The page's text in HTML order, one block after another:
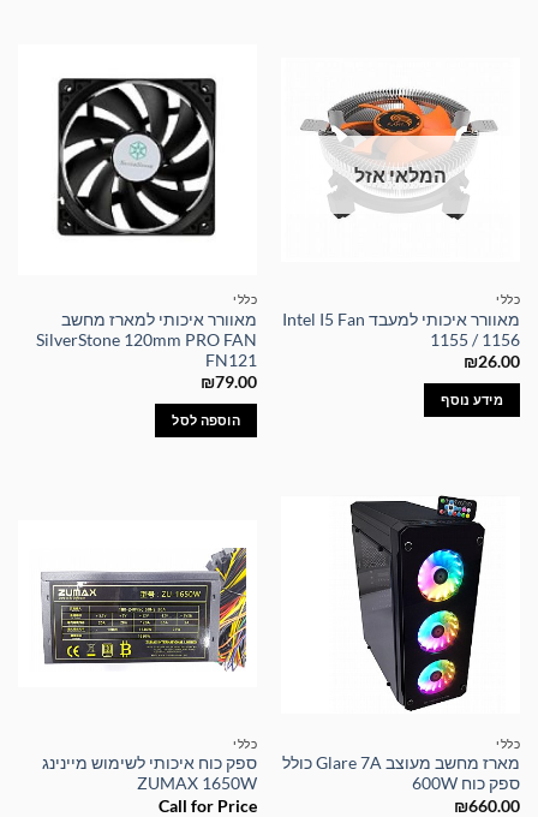
המלאי אזל
כללי
מאוורר איכותי למעבד Intel I5 Fan
1155 / 1156
₪26.00
מידע נוסף
כללי
מאוורר איכותי למארז מחשב
SilverStone 120mm PRO FAN
FN121
₪79.00
הוספה לסל
כללי
מארז מחשב מעוצב Glare 7A כולל
ספק כוח 600W
₪660.00
כללי
ספק כוח איכותי לשימוש מיינינג
ZUMAX 1650W
Call for Price